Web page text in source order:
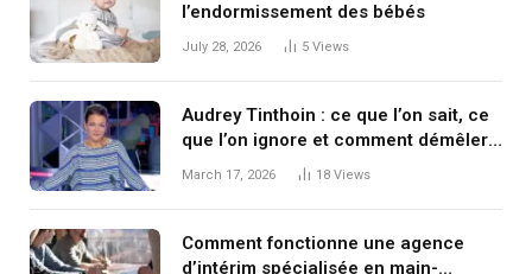
l’endormissement des bébés
July 28, 2026 5 Views
Audrey Tinthoin : ce que l’on sait, ce
que l’on ignore et comment démêler
les informations disponibles
March 17, 2026 18 Views
Comment fonctionne une agence
d’intérim spécialisée en main-